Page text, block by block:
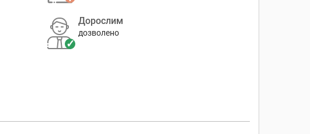
Дорослим
дозволено